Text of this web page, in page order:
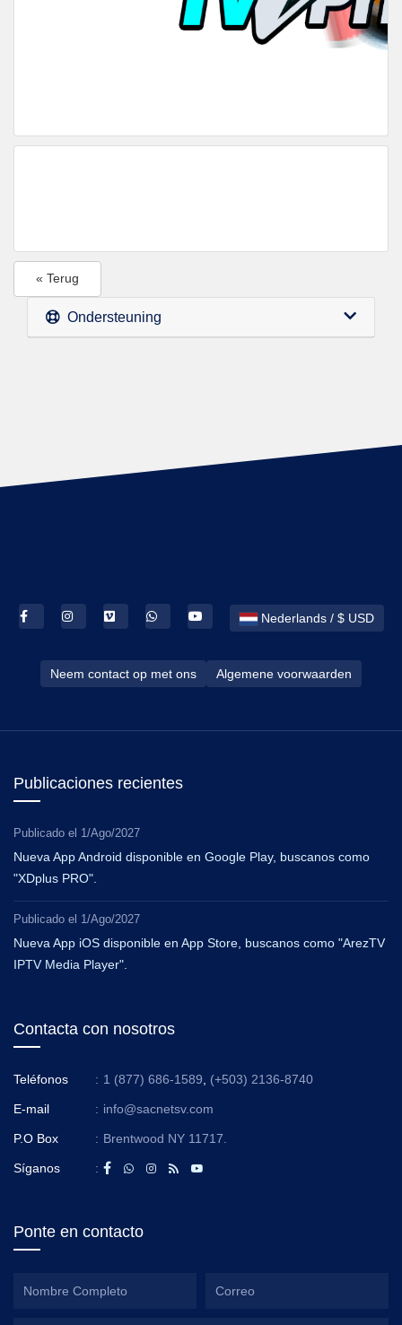
« Terug
Ondersteuning
Nederlands / $ USD
Neem contact op met ons Algemene voorwaarden
Publicaciones recientes
Publicado el 1/Ago/2027
Nueva App Android disponible en Google Play, buscanos como
"XDplus PRO".
Publicado el 1/Ago/2027
Nueva App iOS disponible en App Store, buscanos como "ArezTV
IPTV Media Player".
Contacta con nosotros
Teléfonos : 1 (877) 686-1589 (+503) 2136-8740
E-mail : info@sacnetsv.com
P.O Box : Brentwood NY 11717.
Síganos :
Ponte en contacto